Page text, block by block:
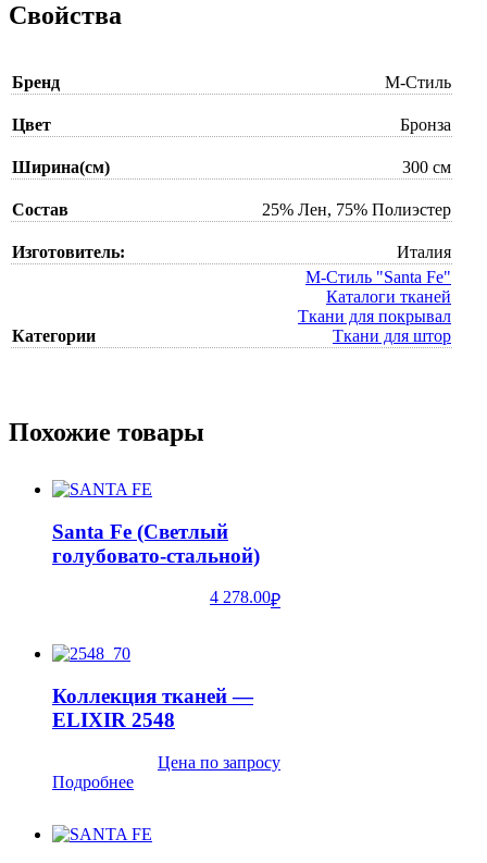
Свойства
Бренд М-Стиль
Цвет Бронза
Ширина(см) 300 см
Состав 25% Лен, 75% Полиэстер
Изготовитель: Италия
Категории
М-Стиль "Santa Fe"
Каталоги тканей
Ткани для покрывал
Ткани для штор
Похожие товары
Santa Fe (Светлый
голубовато-стальной)
4 278.00₽
Коллекция тканей —
ELIXIR 2548
Цена по запросу
Подробнее